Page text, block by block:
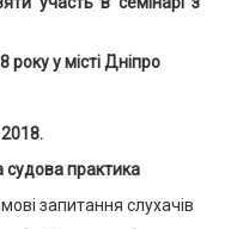
у місті Дніпро
судова практика
запитання слухачів